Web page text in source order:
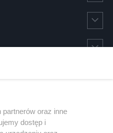
oraz inne
dostęp i